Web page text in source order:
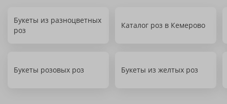
Букеты из разноцветных
роз
Каталог роз в Кемерово
Букеты розовых роз Букеты из желтых роз